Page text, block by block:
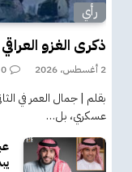
رأي
ذكرى الغزو
2 أغسطس، 2026 0
بقلم | جمال العمر في
عسكري، بل…